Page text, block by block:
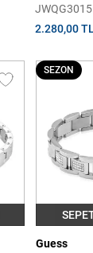
2.280,00
SEZON
Guess